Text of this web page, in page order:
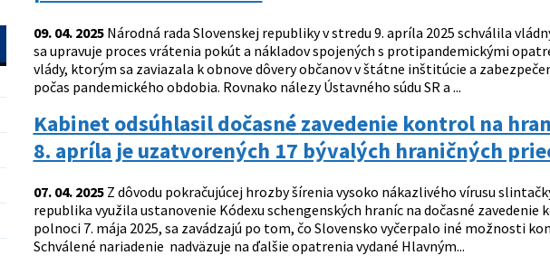
09. 04. 2025Národná rada Slovenskej republiky v stredu 9. apríla 2025 schválila
sa upravuje proces vrátenia pokút a nákladov spojených s protipandemickými
vlády, ktorým sa zaviazala k obnove dôvery občanov v štátne inštitúcie a
počas pandemického obdobia. Rovnako nálezy Ústavného súdu SR a ...
Kabinet odsúhlasil dočasné zavedenie kontrol na
8. apríla je uzatvorených 17 bývalých hraničných
07. 04. 2025Z dôvodu pokračujúcej hrozby šírenia vysoko nákazlivého vírusu
republika využila ustanovenie Kódexu schengenských hraníc na dočasné
polnoci 7. mája 2025, sa zavádzajú po tom, čo Slovensko vyčerpalo iné možnosti
Schválené nariadenie nadväzuje na ďalšie opatrenia vydané Hlavným...